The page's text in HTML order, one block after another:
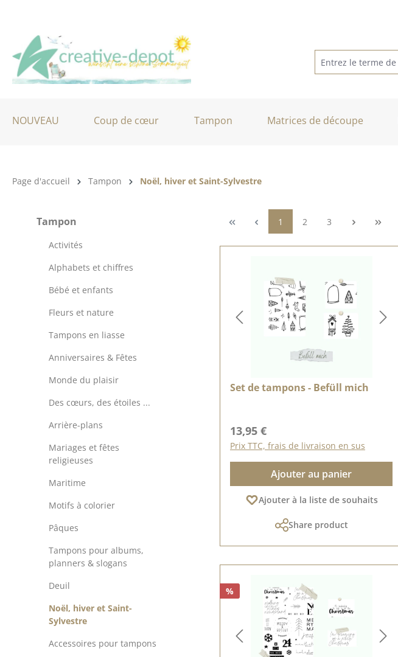
NOUVEAU Coup de cœur Tampon Matrices de découpe
Catégorie de produits:
Page d'accueil Tampon Noël, hiver et Saint-Sylvestre
Tampon
Activités
Alphabets et chiffres
Bébé et enfants
Fleurs et nature
Tampons en liasse
Anniversaires & Fêtes
Monde du plaisir
Des cœurs, des étoiles ...
Arrière-plans
Mariages et fêtes
religieuses
Maritime
Motifs à colorier
Pâques
Tampons pour albums,
planners & slogans
Deuil
Noël, hiver et Saint-
Sylvestre
Accessoires pour tampons
Page
1 Page
2 Page
3
Set de tampons - Befüll mich
Prix régulier :
13,95 €
Prix TTC, frais de livraison en sus
Ajouter au panier
Ajouter à la liste de souhaits
Share product
%